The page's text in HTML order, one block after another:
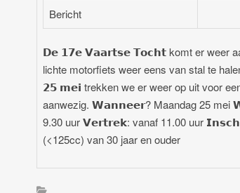
Bericht
𝗗𝗲 𝟭𝟳𝗲 𝗩𝗮𝗮𝗿𝘁𝘀𝗲 𝗧𝗼𝗰𝗵𝘁 komt er weer
lichte motorfiets weer eens van stal te
𝟮𝟱 𝗺𝗲𝗶 trekken we er weer op uit voor
aanwezig. 𝗪𝗮𝗻𝗻𝗲𝗲𝗿? Maandag 25 mei
9.30 uur 𝗩𝗲𝗿𝘁𝗿𝗲𝗸: vanaf 11.00 uur
(<125cc) van 30 jaar en ouder